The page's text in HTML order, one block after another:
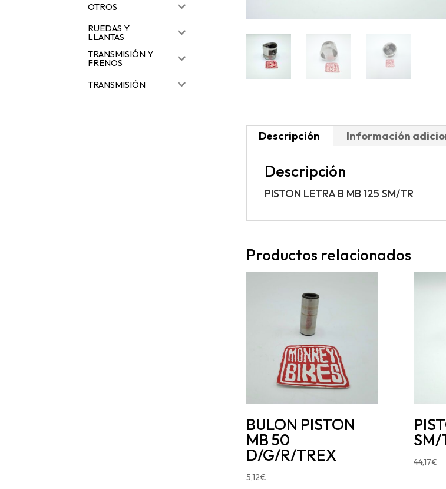
Descripción Información
Descripción
PISTON LETRA B MB 125 SM/TR
Productos relacionados
BULON PISTON
MB 50
D/G/R/TREX
5,12€
SM/
44,17€
OTROS
RUEDAS Y
LLANTAS
TRANSMISIÓN Y
FRENOS
TRANSMISIÓN